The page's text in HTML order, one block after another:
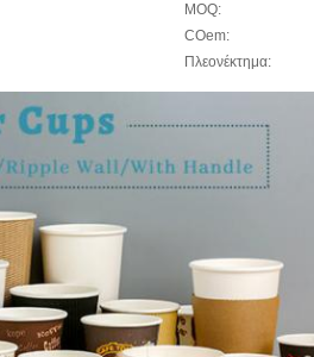
MOQ:
COem:
Πλεονέκτημα: